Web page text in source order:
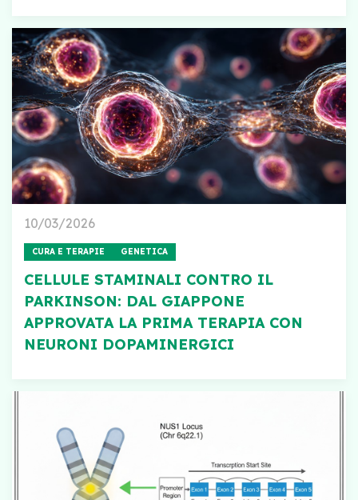
10/03/2026
CURA E TERAPIE GENETICA
CELLULE STAMINALI CONTRO IL
PARKINSON: DAL GIAPPONE
APPROVATA LA PRIMA TERAPIA CON
NEURONI DOPAMINERGICI